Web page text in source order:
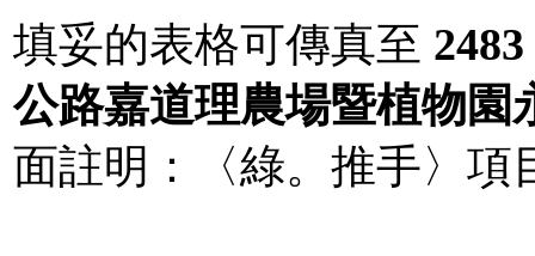
填妥的表格可傳真至
公路嘉道理農場暨植物園
面註明：〈綠。推手〉項